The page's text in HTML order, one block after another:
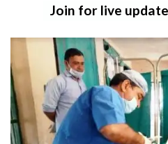
Join for live